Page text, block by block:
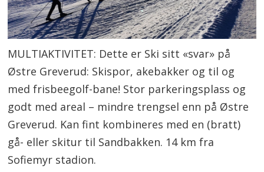
MULTIAKTIVITET: Dette er Ski sitt «svar» på
Østre Greverud: Skispor, akebakker og til og
med frisbeegolf-bane! Stor parkeringsplass og
godt med areal – mindre trengsel enn på Østre
Greverud. Kan fint kombineres med en (bratt)
gå- eller skitur til Sandbakken. 14 km fra
Sofiemyr stadion.